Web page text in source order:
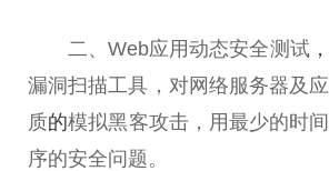
二、Web应用动态安全测试 ，
漏洞扫描工具，对网络服务器及
质的模拟黑客攻击，用最少的时
序的安全问题。